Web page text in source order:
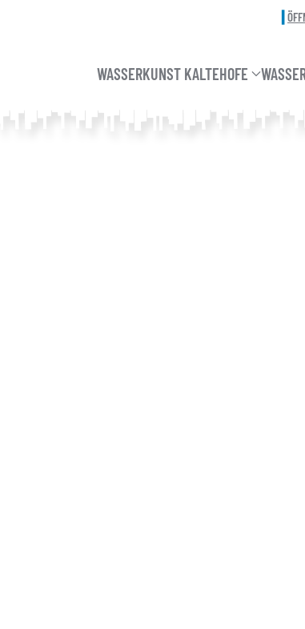
WASSERKUNST KALTEHOFE